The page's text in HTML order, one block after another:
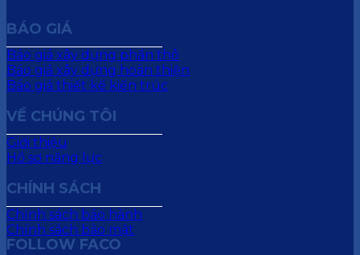
BÁO GIÁ
Báo giá xây dựng phần thô
Báo giá xây dựng hoàn thiện
Báo giá thiết kế kiến trúc
VỀ CHÚNG TÔI
Giới thiệu
Hồ sơ năng lực
CHÍNH SÁCH
Chính sách bảo hành
Chính sách bảo mật
FOLLOW FACO